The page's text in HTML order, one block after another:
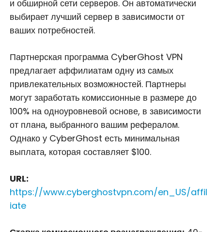
и обширной сети серверов. Он автоматически
выбирает лучший сервер в зависимости от
ваших потребностей.
Партнерская программа CyberGhost VPN
предлагает аффилиатам одну из самых
привлекательных возможностей. Партнеры
могут заработать комиссионные в размере до
100% на одноуровневой основе, в зависимости
от плана, выбранного вашим рефералом.
Однако у CyberGhost есть минимальная
выплата, которая составляет $100.
URL:
https://www.cyberghostvpn.com/en_US/affil
iate